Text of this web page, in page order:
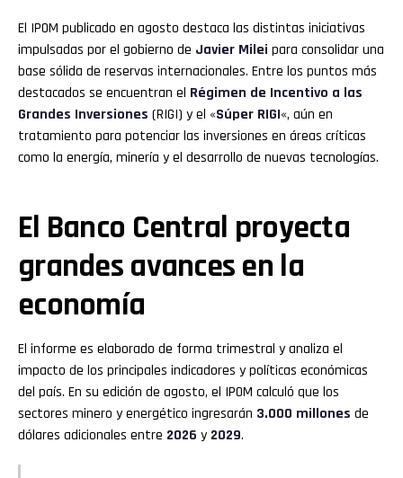
El IPOM publicado en agosto destaca las distintas iniciativas
impulsadas por el gobierno de Javier Milei para consolidar una
base sólida de reservas internacionales. Entre los puntos más
destacados se encuentran el Régimen de Incentivo a las
Grandes Inversiones (RIGI) y el «Súper RIGI«, aún en
tratamiento para potenciar las inversiones en áreas críticas
como la energía, minería y el desarrollo de nuevas tecnologías.
El Banco Central proyecta
grandes avances en la
economía
El informe es elaborado de forma trimestral y analiza el
impacto de los principales indicadores y políticas económicas
del país. En su edición de agosto, el IPOM calculó que los
sectores minero y energético ingresarán 3.000 millones de
dólares adicionales entre 2026 y 2029.